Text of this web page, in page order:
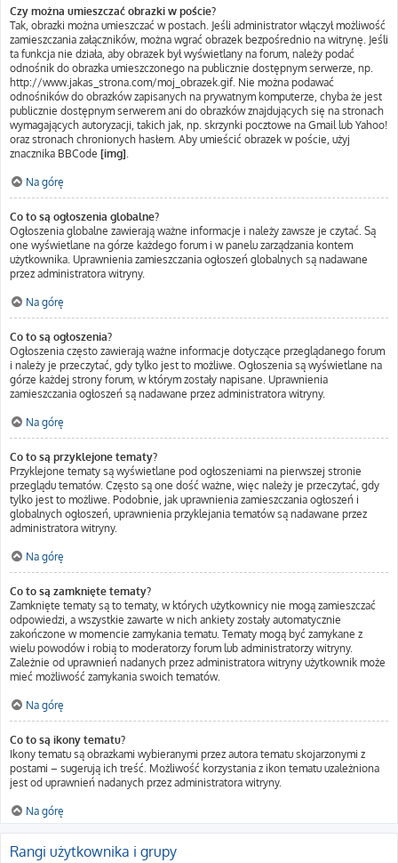
Czy można umieszczać obrazki w poście?
Tak, obrazki można umieszczać w postach. Jeśli administrator włączył możliwość
zamieszczania załączników, można wgrać obrazek bezpośrednio na witrynę. Jeśli
ta funkcja nie działa, aby obrazek był wyświetlany na forum, należy podać
odnośnik do obrazka umieszczonego na publicznie dostępnym serwerze, np.
http://www.jakas_strona.com/moj_obrazek.gif. Nie można podawać
odnośników do obrazków zapisanych na prywatnym komputerze, chyba że jest
publicznie dostępnym serwerem ani do obrazków znajdujących się na stronach
wymagających autoryzacji, takich jak, np. skrzynki pocztowe na Gmail lub Yahoo!
oraz stronach chronionych hasłem. Aby umieścić obrazek w poście, użyj
znacznika BBCode [img].
Na górę
Co to są ogłoszenia globalne?
Ogłoszenia globalne zawierają ważne informacje i należy zawsze je czytać. Są
one wyświetlane na górze każdego forum i w panelu zarządzania kontem
użytkownika. Uprawnienia zamieszczania ogłoszeń globalnych są nadawane
przez administratora witryny.
Na górę
Co to są ogłoszenia?
Ogłoszenia często zawierają ważne informacje dotyczące przeglądanego forum
i należy je przeczytać, gdy tylko jest to możliwe. Ogłoszenia są wyświetlane na
górze każdej strony forum, w którym zostały napisane. Uprawnienia
zamieszczania ogłoszeń są nadawane przez administratora witryny.
Na górę
Co to są przyklejone tematy?
Przyklejone tematy są wyświetlane pod ogłoszeniami na pierwszej stronie
przeglądu tematów. Często są one dość ważne, więc należy je przeczytać, gdy
tylko jest to możliwe. Podobnie, jak uprawnienia zamieszczania ogłoszeń i
globalnych ogłoszeń, uprawnienia przyklejania tematów są nadawane przez
administratora witryny.
Na górę
Co to są zamknięte tematy?
Zamknięte tematy są to tematy, w których użytkownicy nie mogą zamieszczać
odpowiedzi, a wszystkie zawarte w nich ankiety zostały automatycznie
zakończone w momencie zamykania tematu. Tematy mogą być zamykane z
wielu powodów i robią to moderatorzy forum lub administratorzy witryny.
Zależnie od uprawnień nadanych przez administratora witryny użytkownik może
mieć możliwość zamykania swoich tematów.
Na górę
Co to są ikony tematu?
Ikony tematu są obrazkami wybieranymi przez autora tematu skojarzonymi z
postami – sugerują ich treść. Możliwość korzystania z ikon tematu uzależniona
jest od uprawnień nadanych przez administratora witryny.
Na górę
Rangi użytkownika i grupy